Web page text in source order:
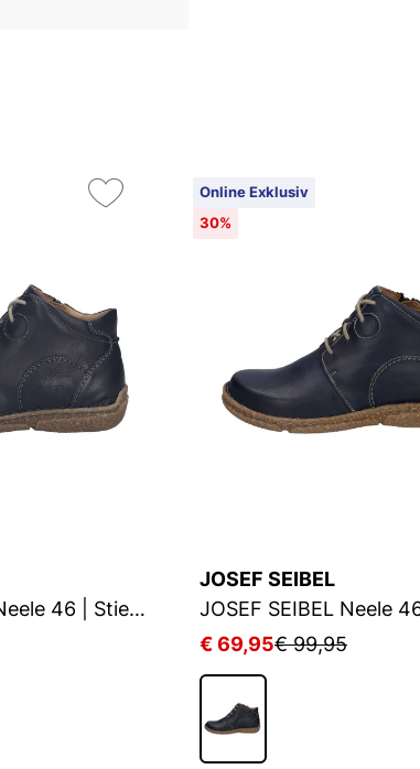
JOSEF SEIBEL Neele 46 | Stiefelette für Damen | Schwarz
Online Exklusiv
30%
JOSEF SEIBEL
€ 69,95€ 99,95